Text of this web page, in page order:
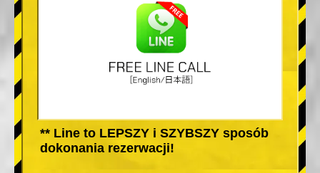
** Line to LEPSZY i SZYBSZY sposób
dokonania rezerwacji!